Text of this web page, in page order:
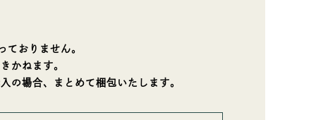
ておりません。
かねます。
の場合、まとめて梱包いたします。